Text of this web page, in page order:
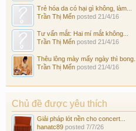
Trẻ hóa da có hại gì không, làm...
Trần Thị Mến posted 21/4/16
Tư vấn mắt: Hai mí mắt không...
Trần Thị Mến posted 21/4/16
Thêu lông mày mấy ngày thì bong...
Trần Thị Mến posted 21/4/16
Chủ đề được yêu thích
Giải pháp lót nền cho concert...
hanatc89 posted 7/7/26